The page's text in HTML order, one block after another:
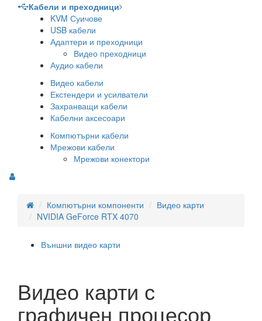
Кабели и преходници
KVM Суичове
USB кабели
Адаптери и преходници
Видео преходници
Аудио кабели
Видео кабели
Екстендери и усилватели
Захранващи кабели
Кабелни аксесоари
Компютърни кабели
Мрежови кабели
Мрежови конектори
Компютърни компоненти
Видео карти
NVIDIA GeForce RTX 4070
Външни видео карти
Видео карти с
графичен процесор